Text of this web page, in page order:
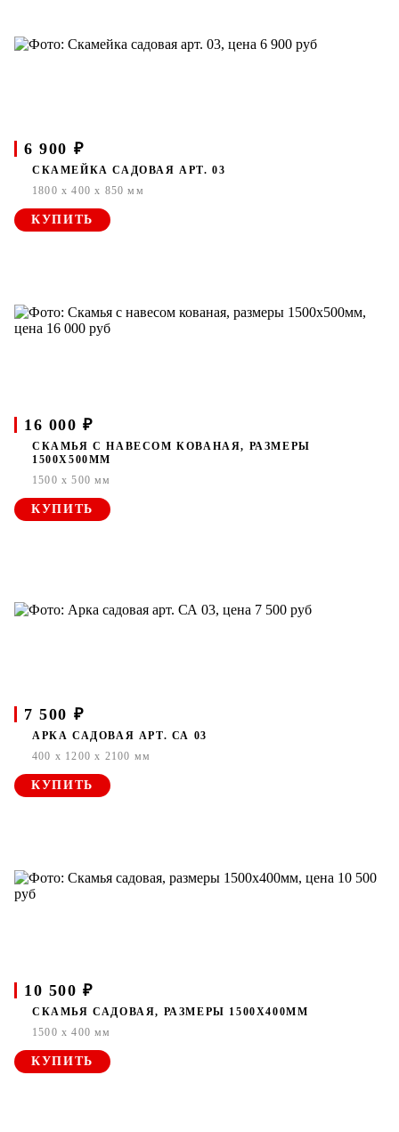
6 900 ₽
СКАМЕЙКА САДОВАЯ АРТ. 03
1800 x 400 x 850 мм
КУПИТЬ
16 000 ₽
СКАМЬЯ С НАВЕСОМ КОВАНАЯ, РАЗМЕРЫ
1500Х500ММ
1500 x 500 мм
КУПИТЬ
7 500 ₽
АРКА САДОВАЯ АРТ. СА 03
400 x 1200 x 2100 мм
КУПИТЬ
10 500 ₽
СКАМЬЯ САДОВАЯ, РАЗМЕРЫ 1500Х400ММ
1500 x 400 мм
КУПИТЬ